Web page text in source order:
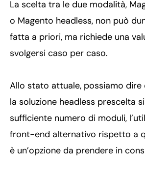
La scelta tra le due modalità,
o Magento headless, non può
fatta a priori, ma richiede una
svolgersi caso per caso.
Allo stato attuale, possiamo dire
la soluzione headless prescelta
sufficiente numero di moduli,
front-end alternativo rispetto a
è un’opzione da prendere in